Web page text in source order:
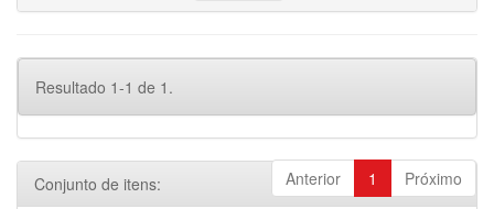
Resultado 1-1 de 1.
Anterior 1 Próximo
Conjunto de itens: